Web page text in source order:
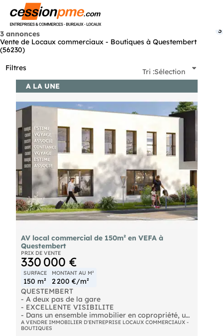
3 annonces
Vente de Locaux commerciaux - Boutiques à Questembert
(56230)
Filtres
3
Tri :Sélection
A LA UNE
AV local commercial de 150m² en VEFA à
Questembert
PRIX DE VENTE
330 000 €
SURFACE
150 m²
MONTANT AU M²
2 200 €/m²
QUESTEMBERT
- A deux pas de la gare
- EXCELLENTE VISIBILITE
- Dans un ensemble immobilier en copropriété, un
local commercial en VEFA d'environ 150 m² en rez-
de-chaussée
A VENDRE IMMOBILIER D'ENTREPRISE LOCAUX COMMERCIAUX -
BOUTIQUES